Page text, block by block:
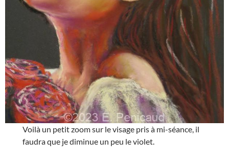
Voilà un petit zoom sur le visage pris à mi-séance, il
faudra que je diminue un peu le violet.